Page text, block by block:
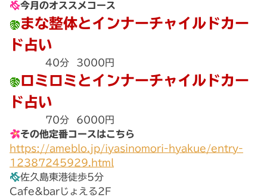
今月のオススメコース
まな整体とインナーチャイルドカー
ド占い
40分 3000円
ロミロミとインナーチャイルドカー
ド占い
70分 6000円
その他定番コースはこちら
https://ameblo.jp/iyasinomori-hyakue/entry-
12387245929.html
佐久島東港徒歩5分
Cafe&barじょえる2F